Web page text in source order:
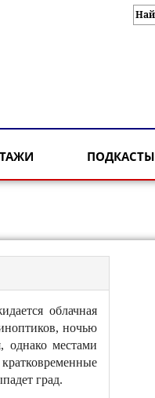
ПОДКАСТЫ
облачная
ночью
однако местами
град.